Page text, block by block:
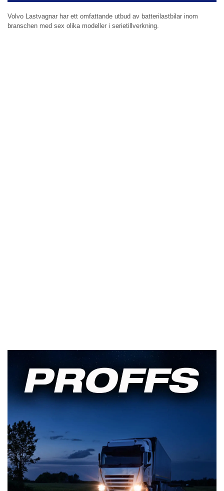
Volvo Lastvagnar har ett omfattande utbud av batterilastbilar inom
branschen med sex olika modeller i serietillverkning.